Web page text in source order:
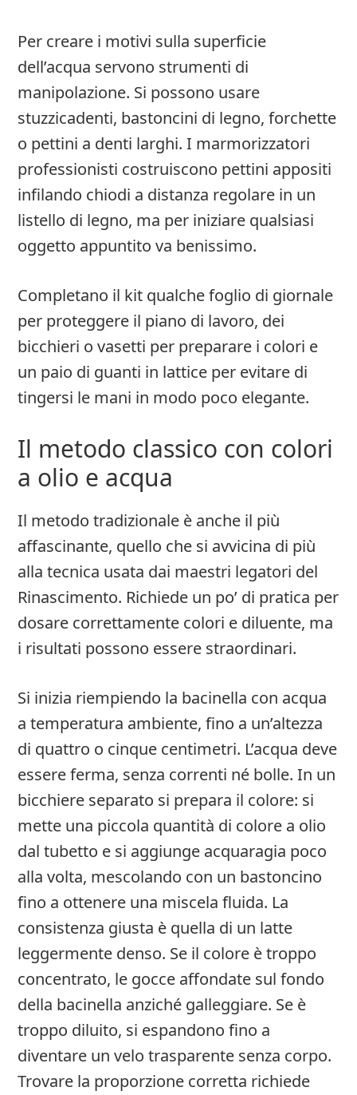
Per creare i motivi sulla superficie
dell’acqua servono strumenti di
manipolazione. Si possono usare
stuzzicadenti, bastoncini di legno, forchette
o pettini a denti larghi. I marmorizzatori
professionisti costruiscono pettini appositi
infilando chiodi a distanza regolare in un
listello di legno, ma per iniziare qualsiasi
oggetto appuntito va benissimo.
Completano il kit qualche foglio di giornale
per proteggere il piano di lavoro, dei
bicchieri o vasetti per preparare i colori e
un paio di guanti in lattice per evitare di
tingersi le mani in modo poco elegante.
Il metodo classico con colori
a olio e acqua
Il metodo tradizionale è anche il più
affascinante, quello che si avvicina di più
alla tecnica usata dai maestri legatori del
Rinascimento. Richiede un po’ di pratica per
dosare correttamente colori e diluente, ma
i risultati possono essere straordinari.
Si inizia riempiendo la bacinella con acqua
a temperatura ambiente, fino a un’altezza
di quattro o cinque centimetri. L’acqua deve
essere ferma, senza correnti né bolle. In un
bicchiere separato si prepara il colore: si
mette una piccola quantità di colore a olio
dal tubetto e si aggiunge acquaragia poco
alla volta, mescolando con un bastoncino
fino a ottenere una miscela fluida. La
consistenza giusta è quella di un latte
leggermente denso. Se il colore è troppo
concentrato, le gocce affondate sul fondo
della bacinella anziché galleggiare. Se è
troppo diluito, si espandono fino a
diventare un velo trasparente senza corpo.
Trovare la proporzione corretta richiede